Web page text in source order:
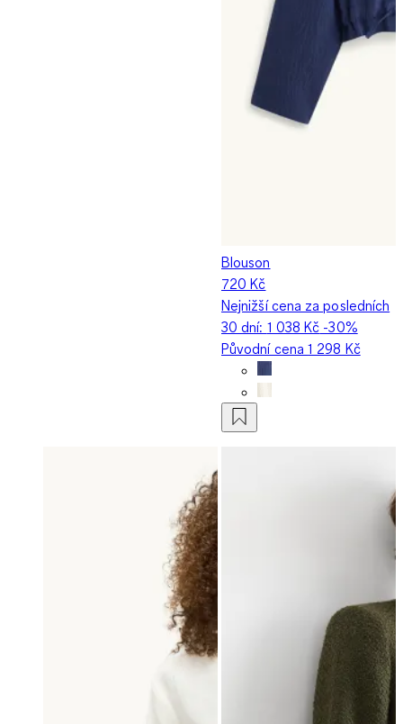
Blouson
720 Kč
Nejnižší cena za posledních
30 dní: 1 038 Kč -30%
Původní cena1 298 Kč